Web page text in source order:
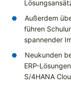
Außerdem
führen
spannender
Neukunden
ERP-
S/4HANA